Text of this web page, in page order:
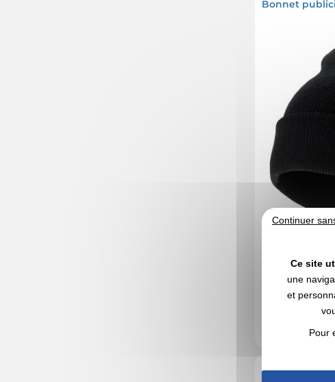
Bonnet
A partir de
Marquage non
: 90 783
Continuer
Ce site
une
et
Pour